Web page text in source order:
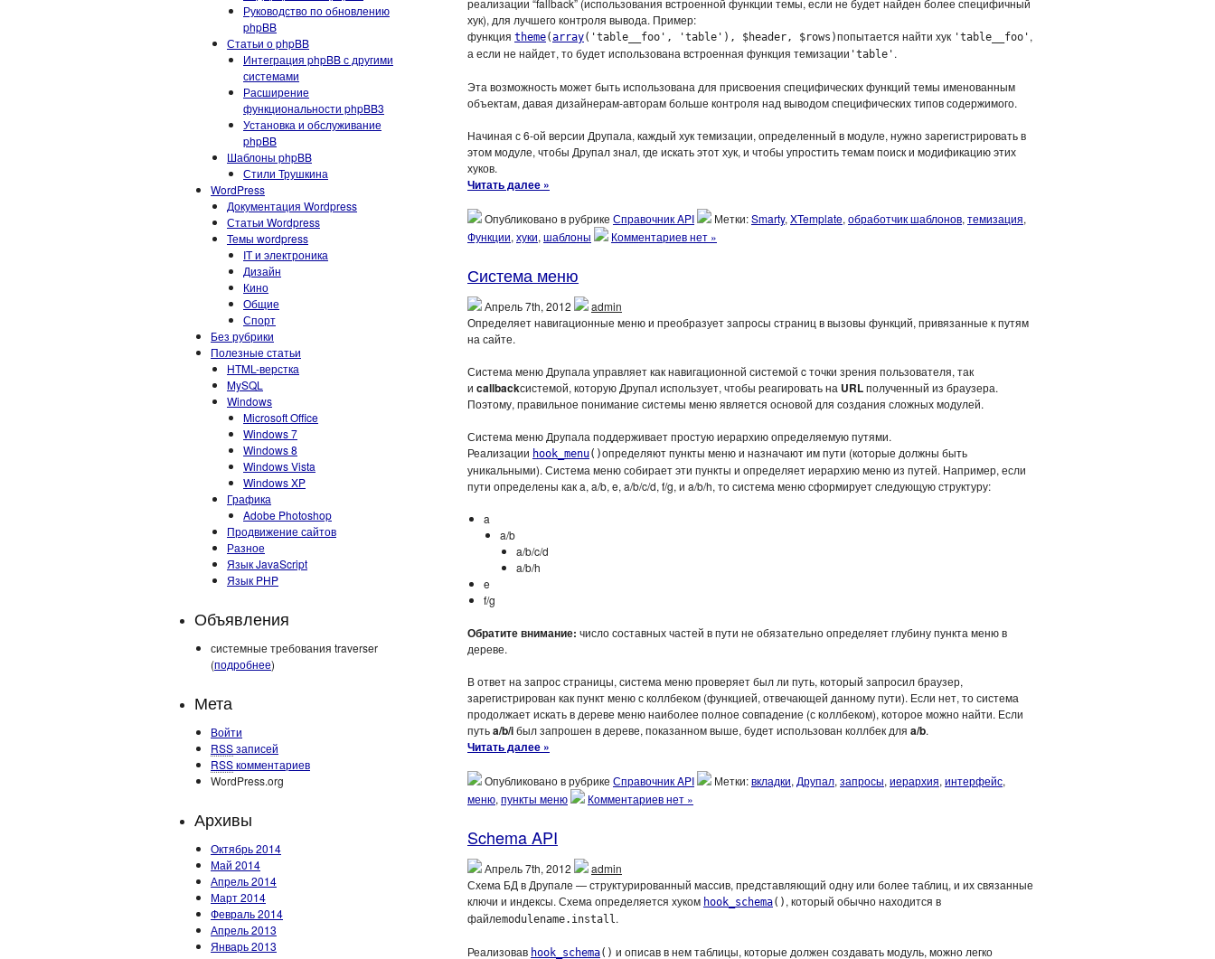
Руководство по обновлению
phpBB
Статьи о phpBB
Интеграция phpBB с другими
системами
Расширение
функциональности phpBB3
Установка и обслуживание
phpBB
Шаблоны phpBB
Стили Трушкина
WordPress
Документация Wordpress
Статьи Wordpress
Темы wordpress
IT и электроника
Дизайн
Кино
Общие
Спорт
Без рубрики
Полезные статьи
HTML-верстка
MySQL
Windows
Microsoft Office
Windows 7
Windows 8
Windows Vista
Windows XP
Графика
Adobe Photoshop
Продвижение сайтов
Разное
Язык JavaScript
Язык PHP
Объявления
системные требования traverser
(подробнее)
Мета
Войти
RSSзаписей
RSSкомментариев
WordPress.org
Архивы
Октябрь 2014
Май 2014
Апрель 2014
Март 2014
Февраль 2014
Апрель 2013
Январь 2013
хук), для лучшего контроля вывода. Пример:
функция theme(array('table__foo', 'table'), $header, $rows)попытается найти хук 'table__foo' ,
а если не найдет, то будет использована встроенная функция темизации 'table' .
Эта возможность может быть использована для присвоения специфических функций темы именованным
объектам, давая дизайнерам-авторам больше контроля над выводом специфических типов содержимого.
Начиная с 6-ой версии Друпала, каждый хук темизации, определенный в модуле, нужно зарегистрировать в
этом модуле, чтобы Друпал знал, где искать этот хук, и чтобы упростить темам поиск и модификацию этих
хуков.
Читать далее »
Опубликовано в рубрике Справочник API Метки:Smarty, XTemplate, обработчик шаблонов, темизация,
Функции, хуки, шаблоны Комментариев нет »
Система меню
Апрель 7th, 2012
admin
Определяет навигационные меню и преобразует запросы страниц в вызовы функций, привязанные к путям
на сайте.
Система меню Друпала управляет как навигационной системой c точки зрения пользователя, так
и callbackсистемой, которую Друпал использует, чтобы реагировать на URLполученный из браузера.
Поэтому, правильное понимание системы меню является основой для создания сложных модулей.
Система меню Друпала поддерживает простую иерархию определяемую путями.
Реализации hook_menu()определяют пункты меню и назначают им пути (которые должны быть
уникальными). Система меню собирает эти пункты и определяет иерархию меню из путей. Например, если
пути определены как a, a/b, e, a/b/c/d, f/g, и a/b/h, то система меню сформирует следующую структуру:
a
a/b
a/b/c/d
a/b/h
e
f/g
Обратите внимание: число составных частей в пути не обязательно определяет глубину пункта меню в
дереве.
В ответ на запрос страницы, система меню проверяет был ли путь, который запросил браузер,
зарегистрирован как пункт меню с коллбеком (функцией, отвечающей данному пути). Если нет, то система
продолжает искать в дереве меню наиболее полное совпадение (с коллбеком), которое можно найти. Если
путьa/b/iбыл запрошен в дереве, показанном выше, будет использован коллбек для a/b.
Читать далее »
Опубликовано в рубрике Справочник API Метки:вкладки, Друпал, запросы, иерархия, интерфейс,
меню, пункты меню Комментариев нет »
Schema API
Апрель 7th, 2012
admin
Схема БД в Друпале — структурированный массив, представляющий одну или более таблиц, и их связанные
ключи и индексы. Схема определяется хуком hook_schema() , который обычно находится в
файлеmodulename.install .
Реализовав hook_schema() и описав в нем таблицы, которые должен создавать модуль, можно легко